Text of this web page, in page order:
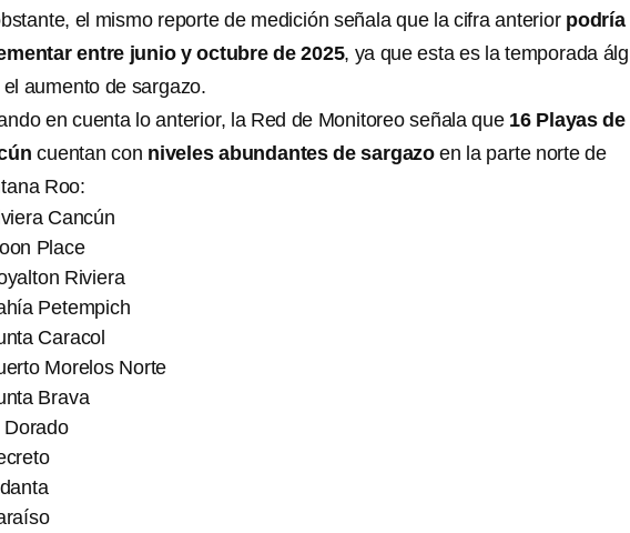
el mismo reporte de medición señala que la cifra anterior podría
entre junio y octubre de 2025, ya que esta es la temporada
el aumento de sargazo.
en cuenta lo anterior, la Red de Monitoreo señala que 16 Playas de
cuentan con niveles abundantes de sargazo en la parte norte de
Roo:
Cancún
Place
Riviera
Petempich
Caracol
Morelos Norte
Brava
Dorado